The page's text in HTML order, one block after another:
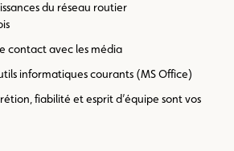
du réseau routier
contact avec les média
informatiques courants (MS Office)
fiabilité et esprit d’équipe sont vos